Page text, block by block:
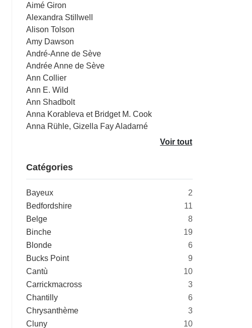
Aimé Giron
Alexandra Stillwell
Alison Tolson
Amy Dawson
André-Anne de Sève
Andrée Anne de Sève
Ann Collier
Ann E. Wild
Ann Shadbolt
Anna Korableva et Bridget M. Cook
Anna Rühle, Gizella Fay Aladarné
Voir tout
Catégories
Bayeux
2
Bedfordshire
11
Belge
8
Binche
19
Blonde
6
Bucks Point
9
Cantù
10
Carrickmacross
3
Chantilly
6
Chrysanthème
3
Cluny
10